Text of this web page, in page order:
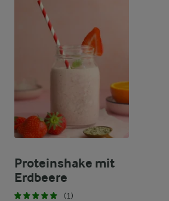
Proteinshake mit
Erdbeere
(1)